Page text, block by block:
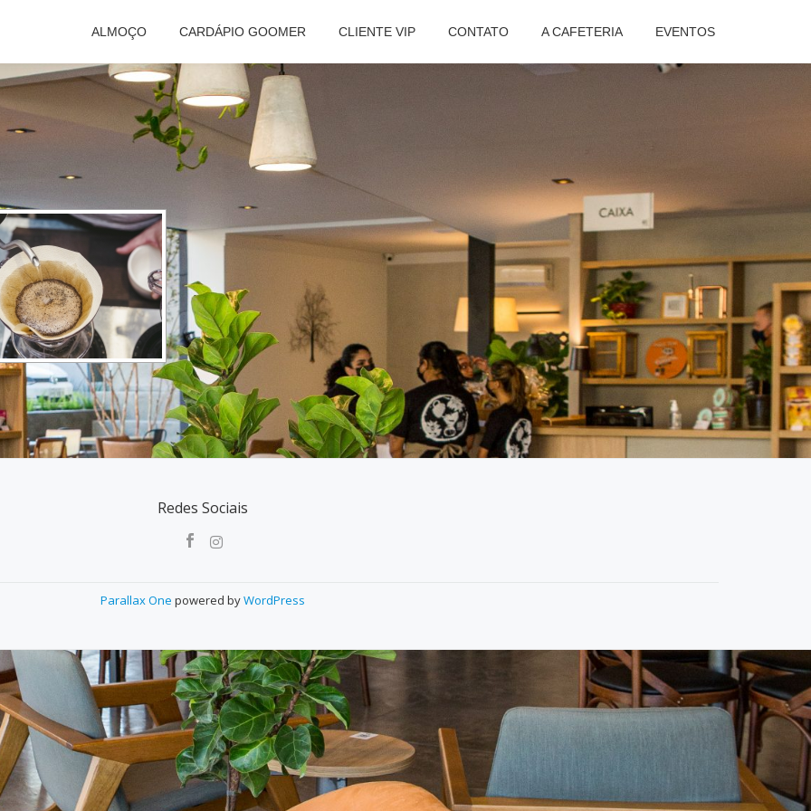
ALMOÇO CARDÁPIO GOOMER CLIENTE VIP CONTATO A CAFETERIA EVENTOS
Redes Sociais
Parallax One powered byWordPress